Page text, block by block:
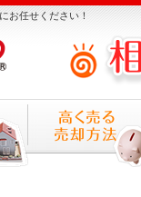
お任せください！